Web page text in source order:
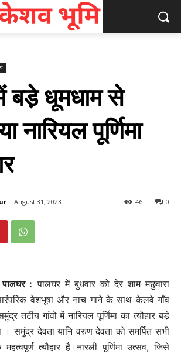
बडे़ धूमधाम से
नारियल पूर्णिमा
August 31, 2023 0
46
: पालघर में बुधवार को देर शाम मछुवारा
वेशभूषा और नाच गाने के साथ केलवे गाँव
तटीय गांवो में नारियल पूर्णिमा का त्यौहार बडे़
। समुंद्र देवता यानि वरुण देवता को समर्पित सभी
त्यौहार है।नारली पूर्णिमा उत्सव, जिसे